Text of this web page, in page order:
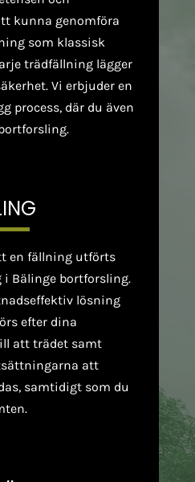
kunna genomföra
som klassisk
trädfällning lägger
Vi erbjuder en
process, där du även
en fällning utförts
i Bälinge bortforsling.
lösning
efter dina
att trädet samt
att
samtidigt som du